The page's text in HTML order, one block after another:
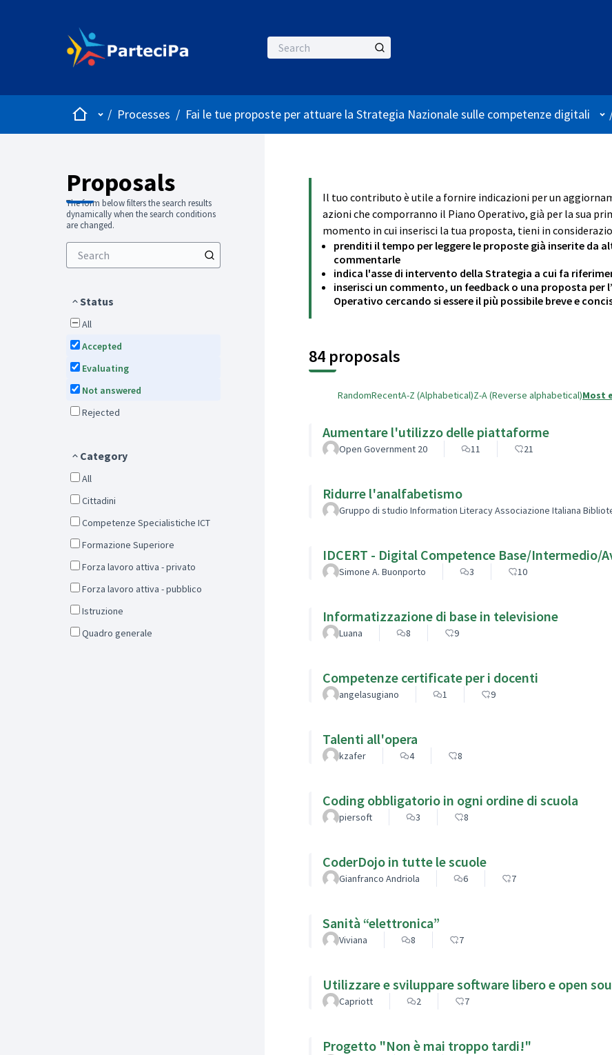
HomeMain menu
/ Processes / Fai le tue proposte per attuare la Strategia Nazionale sulle competenze digitali
Proposals
The form below filters the search results
dynamically when the search conditions
are changed.
Status
All
Accepted
Evaluating
Not answered
Rejected
Category
All
Cittadini
Competenze Specialistiche ICT
Formazione Superiore
Forza lavoro attiva - privato
Forza lavoro attiva - pubblico
Istruzione
Quadro generale
Il tuo contributo è utile a fornire indicazioni per un
azioni che comporranno il Piano Operativo, già per la sua
momento in cui inserisci la tua proposta, tieni in
prenditi il tempo per leggere le proposte già inserite da
commentarle
indica l'asse di intervento della Strategia a cui fa
inserisci un commento, un feedback o una proposta per
Operativo cercando si essere il più possibile breve e
84 proposals
RandomRecentA-Z (Alphabetical)Z-A (Reverse alphabetical)Most
Aumentare l'utilizzo delle piattaforme
Open Government 20 11 21
Ridurre l'analfabetismo
Gruppo di studio Information Literacy Associazione Italiana
IDCERT - Digital Competence Base/Intermedio/
Simone A. Buonporto 3 10
Informatizzazione di base in televisione
Luana 8 9
Competenze certificate per i docenti
angelasugiano 1 9
Talenti all'opera
kzafer 4 8
Coding obbligatorio in ogni ordine di scuola
piersoft 3 8
CoderDojo in tutte le scuole
Gianfranco Andriola 6 7
Sanità “elettronica”
Viviana 8 7
Utilizzare e sviluppare software libero e open
Capriott 2 7
Progetto "Non è mai troppo tardi!"